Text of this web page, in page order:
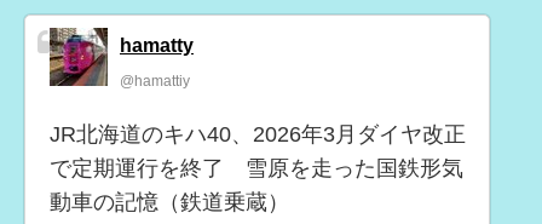
hamatty
@hamattiy
JR北海道のキハ40、2026年3月ダイヤ改正
で定期運行を終了 雪原を走った国鉄形気
動車の記憶（鉄道乗蔵）